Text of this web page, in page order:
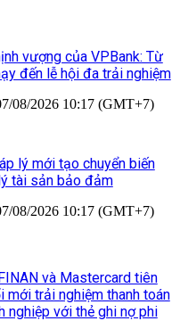
vượng của VPBank: Từ
đến lễ hội đa trải nghiệm
08/2026 10:17 (GMT+7)
lý mới tạo chuyển biến
tài sản bảo đảm
08/2026 10:17 (GMT+7)
và Mastercard tiên
mới trải nghiệm thanh toán
nghiệp với thẻ ghi nợ phi